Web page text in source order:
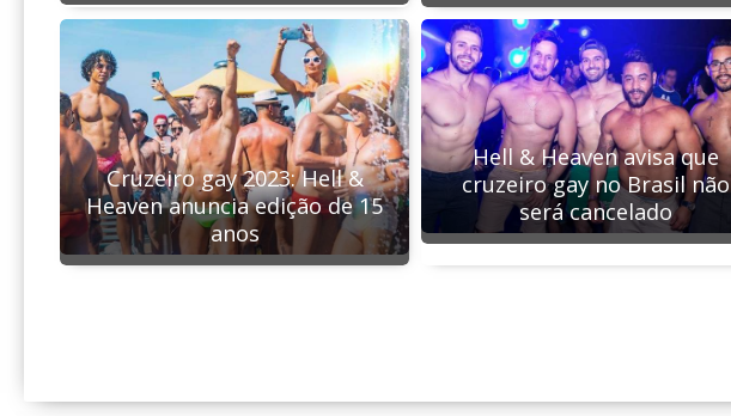
Cruzeiro gay 2023: Hell &
Heaven anuncia edição de 15
anos
Hell & Heaven avisa que
cruzeiro gay no Brasil não
será cancelado